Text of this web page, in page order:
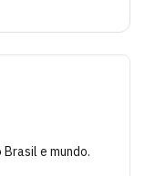
e mundo.